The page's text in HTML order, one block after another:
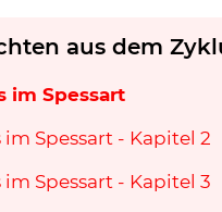
aus dem
im Spessart
im Spessart - Kapitel 2
im Spessart - Kapitel 3